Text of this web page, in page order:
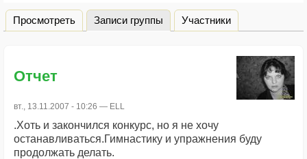
Главные вкладки
Просмотреть Записи группы (активная вкладка)
Участники
Отчет
вт., 13.11.2007 - 10:26 — ELL
.Хоть и закончился конкурс, но я не хочу
останавливаться.Гимнастику и упражнения буду
продолжать делать.